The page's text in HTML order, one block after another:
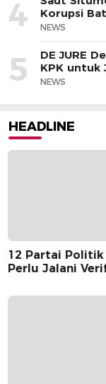
4
Korupsi
NEWS
5
DE JURE
KPK untuk
NEWS
HEADLINE
12 Partai Politik
Perlu Jalani